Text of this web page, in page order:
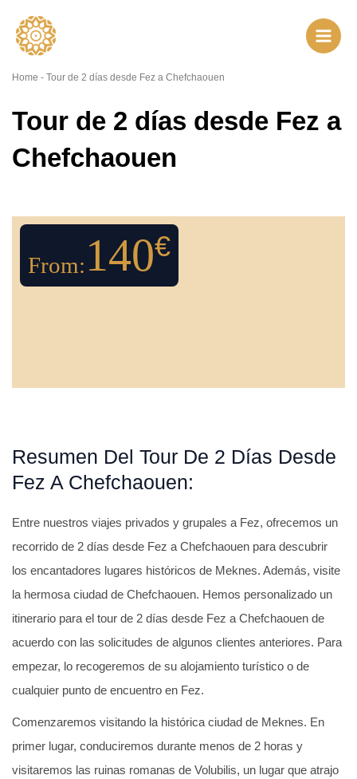
contenido
Home - Tour de 2 días desde Fez a Chefchaouen
Tour de 2 días desde Fez a
Chefchaouen
From: 140€
Resumen Del Tour De 2 Días Desde
Fez A Chefchaouen:
Entre nuestros viajes privados y grupales a Fez, ofrecemos un
recorrido de 2 días desde Fez a Chefchaouen para descubrir
los encantadores lugares históricos de Meknes. Además, visite
la hermosa ciudad de Chefchaouen. Hemos personalizado un
itinerario para el tour de 2 días desde Fez a Chefchaouen de
acuerdo con las solicitudes de algunos clientes anteriores. Para
empezar, lo recogeremos de su alojamiento turístico o de
cualquier punto de encuentro en Fez.
Comenzaremos visitando la histórica ciudad de Meknes. En
primer lugar, conduciremos durante menos de 2 horas y
visitaremos las ruinas romanas de Volubilis, un lugar que atrajo